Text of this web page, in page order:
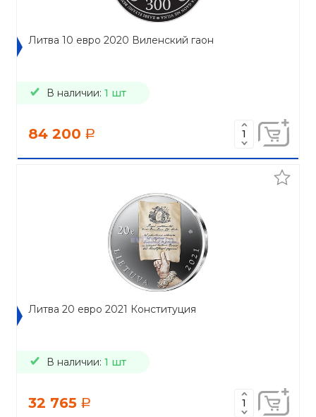
Литва 10 евро 2020 Виленский гаон
В наличии: 1 шт
84 200 a
Литва 20 евро 2021 Конституция
В наличии: 1 шт
32 765 a